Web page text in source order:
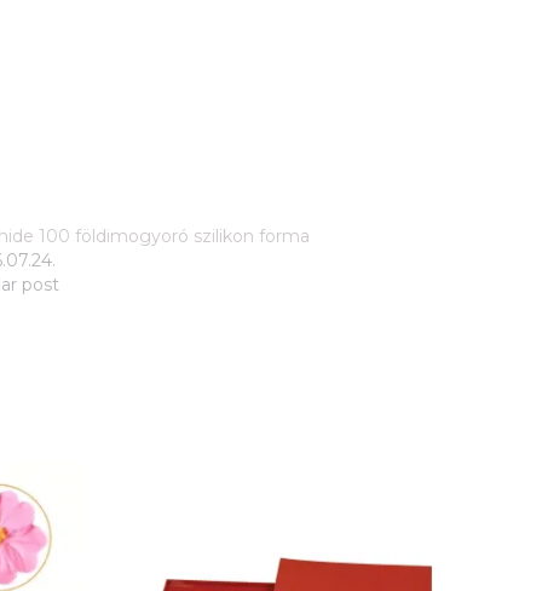
100 földimogyoró szilikon forma
post